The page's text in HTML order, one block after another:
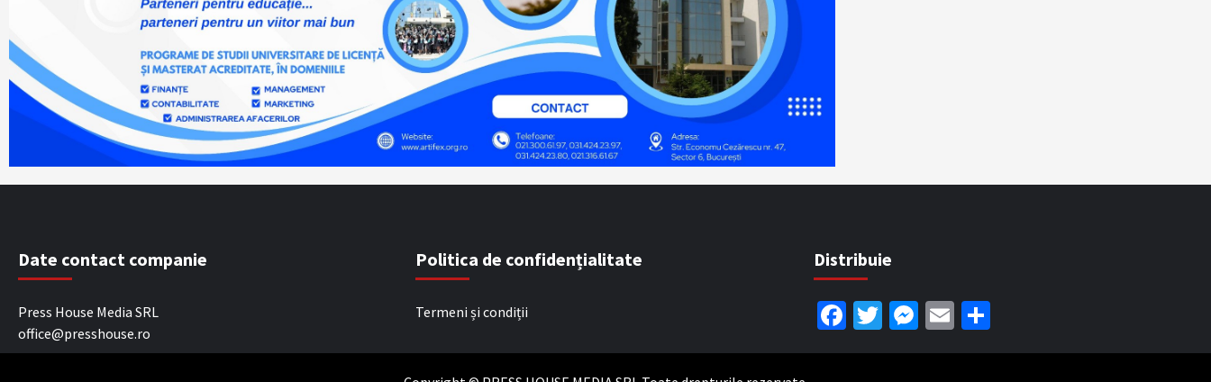
Date contact companie
Press House Media SRL
office@presshouse.ro
Politica de confidențialitate
Termeni și condiții
Distribuie
Facebook
Twitter
Messenger
EmailPartajează